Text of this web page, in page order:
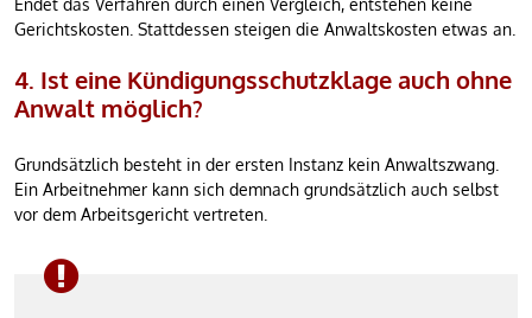
Endet das Verfahren durch einen Vergleich, entstehen keine
Gerichtskosten. Stattdessen steigen die Anwaltskosten etwas an.
4. Ist eine Kündigungsschutzklage auch ohne
Anwalt möglich?
Grundsätzlich besteht in der ersten Instanz kein Anwaltszwang.
Ein Arbeitnehmer kann sich demnach grundsätzlich auch selbst
vor dem Arbeitsgericht vertreten.